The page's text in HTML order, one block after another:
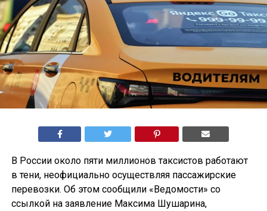
В России около пяти миллионов таксистов работают
в тени, неофициально осуществляя пассажирские
перевозки. Об этом сообщили «Ведомости» со
ссылкой на заявление Максима Шушарина,